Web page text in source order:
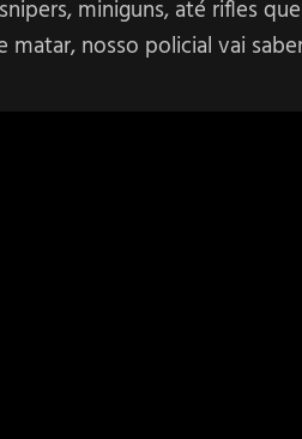
miniguns, até rifles
nosso policial vai